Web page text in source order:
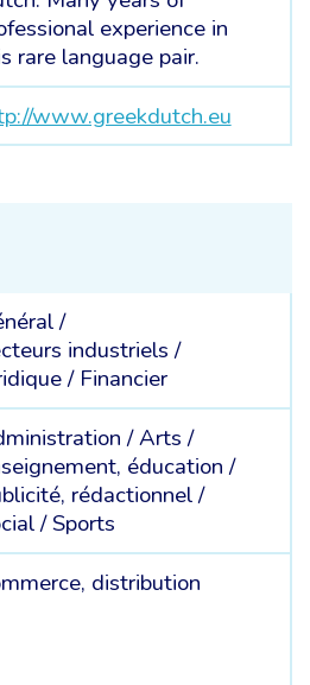
experience in
rare language pair.
www.greekdutch.eu
/
industriels /
/ Financier
/Arts /
éducation /
rédactionnel /
/Sports
distribution